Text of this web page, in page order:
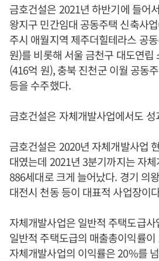
금호건설은 2021년 하반기에 들어
왕지구 민간임대 공동주택 신축사
주시 애월지역 제주더힐테라스 공
원)를 비롯해 서울 금천구 대도연립
(416억 원), 충북 진천군 이월 공동
등을 수주했다.
금호건설은 자체개발사업에서도
금호건설은 2020년 자체개발사업
대였는데 2021년 3분기까지는 자
886세대로 크게 늘어났다. 경기 의
대전시 천동 등이 대표적 사업장이
자체개발사업은 일반적 주택도급
일반적 주택도급의 매출총이익률
자체개발사업의 이익률은 20%를